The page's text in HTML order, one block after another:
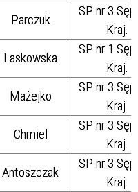
Parczuk
SP nr 3
Kraj.
Laskowska
SP nr 1
Kraj.
Mażejko
SP nr 3
Kraj.
Chmiel
SP nr 3
Kraj.
Antoszczak
SP nr 3
Kraj.